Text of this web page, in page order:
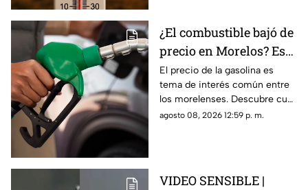
¿El combustible bajó de
precio en Morelos? Esto
cuesta llenar tu tanque
de gasolina HOY
El precio de la gasolina es
tema de interés común entre
los morelenses. Descubre cuál
su precio en Morelos durante
agosto 08, 2026 12:59 p. m.
VIDEO SENSIBLE |